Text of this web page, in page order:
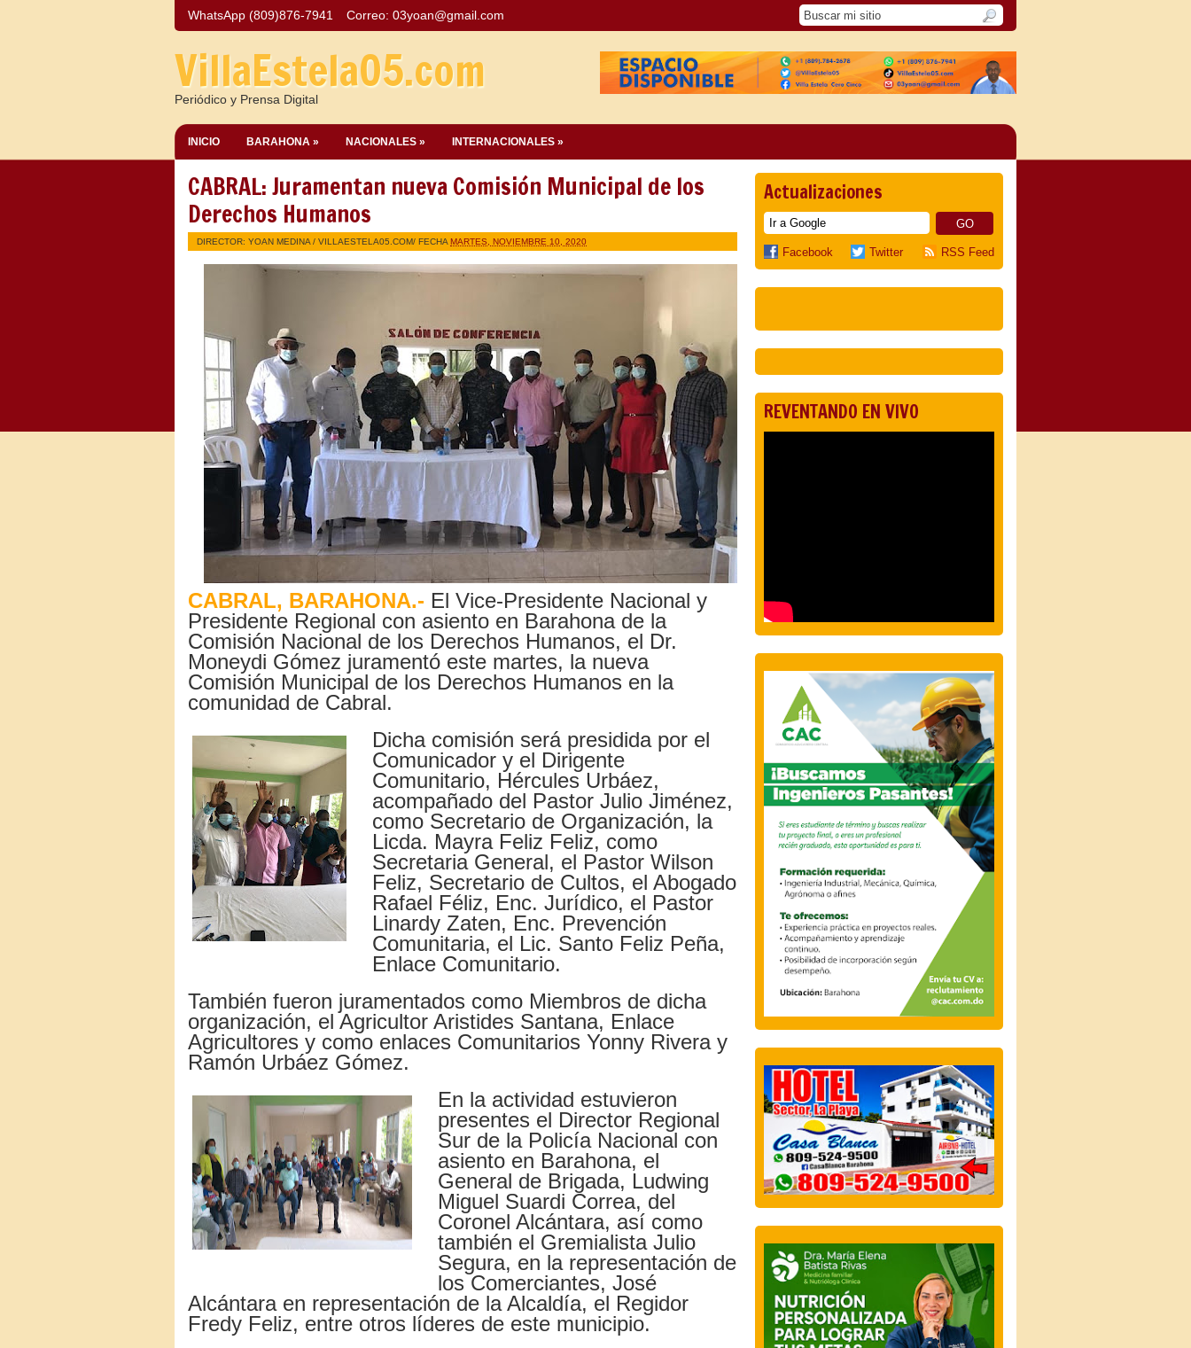
WhatsApp (809)876-7941 Correo: 03yoan@gmail.com
VillaEstela05.com
Periódico y Prensa Digital
INICIO BARAHONA » NACIONALES » INTERNACIONALES »
CABRAL: Juramentan nueva Comisión Municipal de los
Derechos Humanos
DIRECTOR: YOAN MEDINA / VILLAESTELA05.COM/ FECHA MARTES, NOVIEMBRE 10, 2020
CABRAL, BARAHONA.- El Vice-Presidente Nacional y
Presidente Regional con asiento en Barahona de la
Comisión Nacional de los Derechos Humanos, el Dr.
Moneydi Gómez juramentó este martes, la nueva
Comisión Municipal de los Derechos Humanos en la
comunidad de Cabral.
Dicha comisión será presidida por el
Comunicador y el Dirigente
Comunitario, Hércules Urbáez,
acompañado del Pastor Julio Jiménez,
como Secretario de Organización, la
Licda. Mayra Feliz Feliz, como
Secretaria General, el Pastor Wilson
Feliz, Secretario de Cultos, el Abogado
Rafael Féliz, Enc. Jurídico, el Pastor
Linardy Zaten, Enc. Prevención
Comunitaria, el Lic. Santo Feliz Peña,
Enlace Comunitario.
También fueron juramentados como Miembros de dicha
organización, el Agricultor Aristides Santana, Enlace
Agricultores y como enlaces Comunitarios Yonny Rivera y
Ramón Urbáez Gómez.
En la actividad estuvieron
presentes el Director Regional
Sur de la Policía Nacional con
asiento en Barahona, el
General de Brigada, Ludwing
Miguel Suardi Correa, del
Coronel Alcántara, así como
también el Gremialista Julio
Segura, en la representación de
los Comerciantes, José
Alcántara en representación de la Alcaldía, el Regidor
Fredy Feliz, entre otros líderes de este municipio.
Actualizaciones
Facebook Twitter RSS Feed
REVENTANDO EN VIVO